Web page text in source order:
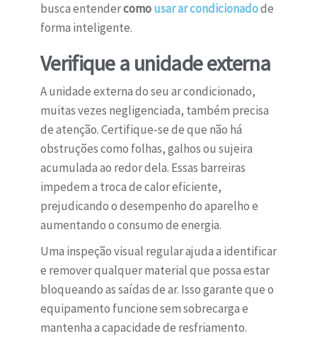
busca entendercomousar ar condicionadode
forma inteligente.
Verifique a unidade externa
A unidade externa do seu ar condicionado,
muitas vezes negligenciada, também precisa
de atenção. Certifique-se de que não há
obstruções como folhas, galhos ou sujeira
acumulada ao redor dela. Essas barreiras
impedem a troca de calor eficiente,
prejudicando o desempenho do aparelho e
aumentando o consumo de energia.
Uma inspeção visual regular ajuda a identificar
e remover qualquer material que possa estar
bloqueando as saídas de ar. Isso garante que o
equipamento funcione sem sobrecarga e
mantenha a capacidade de resfriamento.